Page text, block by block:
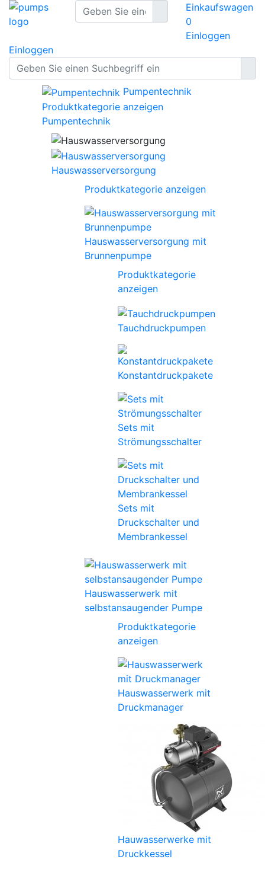
Einkaufswagen
0
Einloggen
Einloggen
Pumpentechnik
Produktkategorie anzeigen
Pumpentechnik
Hauswasserversorgung
Produktkategorie anzeigen
Hauswasserversorgung mit
Brunnenpumpe
Produktkategorie
anzeigen
Tauchdruckpumpen
Konstantdruckpakete
Sets mit
Strömungsschalter
Sets mit
Druckschalter und
Membrankessel
Hauswasserwerk mit
selbstansaugender Pumpe
Produktkategorie
anzeigen
Hauswasserwerk mit
Druckmanager
Hauwasserwerke mit
Druckkessel